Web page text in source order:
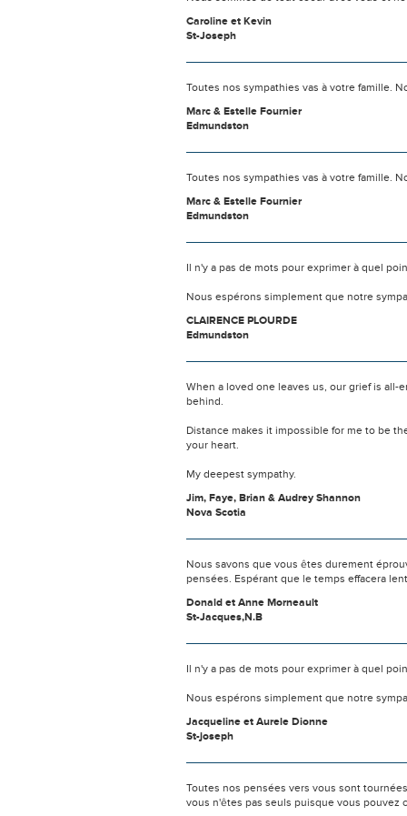
Caroline et Kevin
St-Joseph
Toutes nos sympathies vas à votre famille.
Marc & Estelle Fournier
Edmundston
Toutes nos sympathies vas à votre famille.
Marc & Estelle Fournier
Edmundston
Il n'y a pas de mots pour exprimer à quel
Nous espérons simplement que notre
CLAIRENCE PLOURDE
Edmundston
When a loved one leaves us, our grief is
behind.
Distance makes it impossible for me to be
your heart.
My deepest sympathy.
Jim, Faye, Brian & Audrey Shannon
Nova Scotia
Nous savons que vous êtes durement
pensées. Espérant que le temps effacera
Donald et Anne Morneault
St-Jacques,N.B
Il n'y a pas de mots pour exprimer à quel
Nous espérons simplement que notre
Jacqueline et Aurele Dionne
St-joseph
Toutes nos pensées vers vous sont
vous n'êtes pas seuls puisque vous pouvez